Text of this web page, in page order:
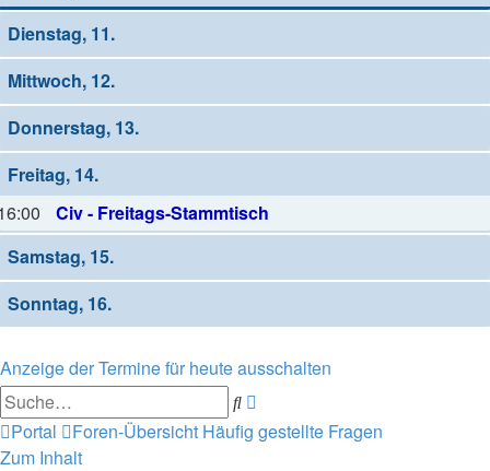
Dienstag, 11.
Mittwoch, 12.
Donnerstag, 13.
Freitag, 14.
Civ - Freitags-Stammtisch
Samstag, 15.
Sonntag, 16.
Anzeige der Termine für heute ausschalten
Suche
Suche
Portal Foren-Übersicht Häufig gestellte Fragen
Zum Inhalt